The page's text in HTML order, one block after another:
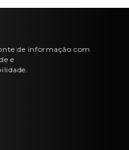
de informação com
e